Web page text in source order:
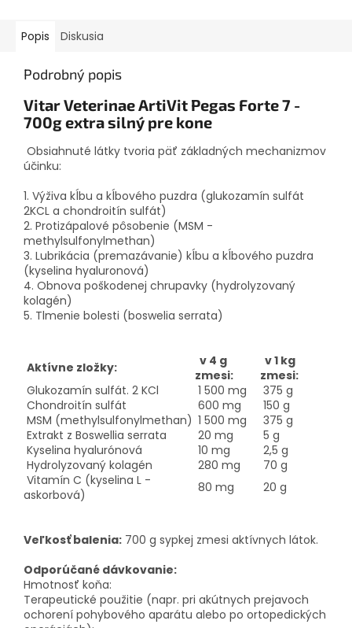
Popis Diskusia
Podrobný popis
Vitar Veterinae ArtiVit Pegas Forte 7 -
700g extra silný pre kone
Obsiahnuté látky tvoria päť základných mechanizmov
účinku:
1. Výživa kĺbu a kĺbového puzdra (glukozamín sulfát
2KCL a chondroitín sulfát)
2. Protizápalové pôsobenie (MSM -
methylsulfonylmethan)
3. Lubrikácia (premazávanie) kĺbu a kĺbového puzdra
(kyselina hyaluronová)
4. Obnova poškodenej chrupavky (hydrolyzovaný
kolagén)
5. Tlmenie bolesti (boswelia serrata)
Aktívne zložky:
v 4 g
zmesi:
v 1 kg
zmesi:
Glukozamín sulfát. 2 KCl
1 500 mg
375 g
Chondroitín sulfát
600 mg
150 g
MSM (methylsulfonylmethan) 1 500 mg
375 g
Extrakt z Boswellia serrata
20 mg
5 g
Kyselina hyalurónová
10 mg
2,5 g
Hydrolyzovaný kolagén
280 mg
70 g
Vitamín C (kyselina L -
askorbová)
80 mg 20 g
Veľkosť balenia: 700 g sypkej zmesi aktívnych látok.
Odporúčané dávkovanie:
Hmotnosť koňa:
Terapeutické použitie (napr. pri akútnych prejavoch
ochorení pohybového aparátu alebo po ortopedických